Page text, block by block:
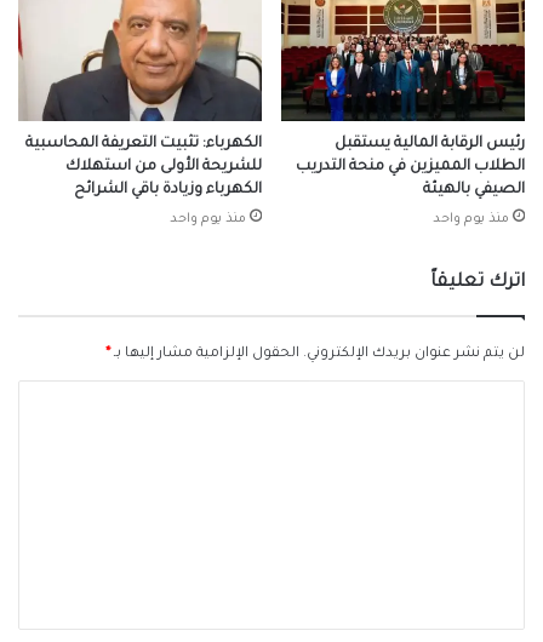
رئيس الرقابة المالية يستقبل
الطلاب المميزين في منحة التدريب
الصيفي بالهيئة
منذ يوم واحد
الكهرباء: تثبيت التعريفة المحاسبية
للشريحة الأولى من استهلاك
الكهرباء وزيادة باقي الشرائح
منذ يوم واحد
اترك تعليقاً
لن يتم نشر عنوان بريدك الإلكتروني. الحقول الإلزامية مشار إليها بـ*